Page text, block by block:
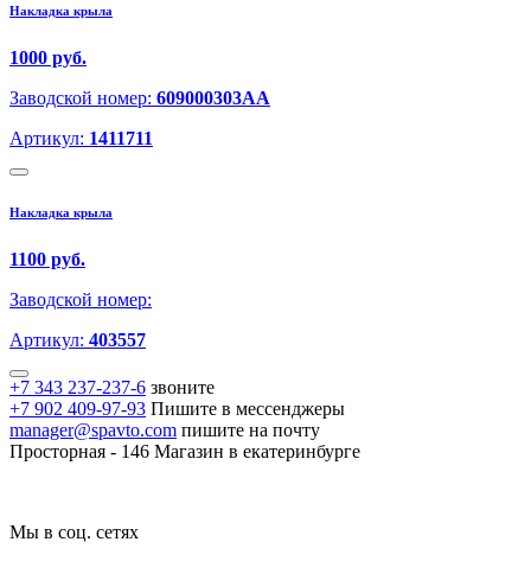
Накладка крыла
1000 руб.
Заводской номер: 609000303AA
Артикул: 1411711
Накладка крыла
1100 руб.
Заводской номер:
Артикул: 403557
+7 343 237-237-6 звоните
+7 902 409-97-93 Пишите в мессенджеры
manager@spavto.com пишите на почту
Просторная - 146 Магазин в екатеринбурге
Мы в соц. сетях